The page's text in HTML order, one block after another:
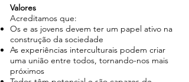
Valores
Acreditamos que:
Os e as jovens devem ter um papel ativo na
construção da sociedade
As experiências interculturais podem criar
uma união entre todos, tornando-nos mais
próximos